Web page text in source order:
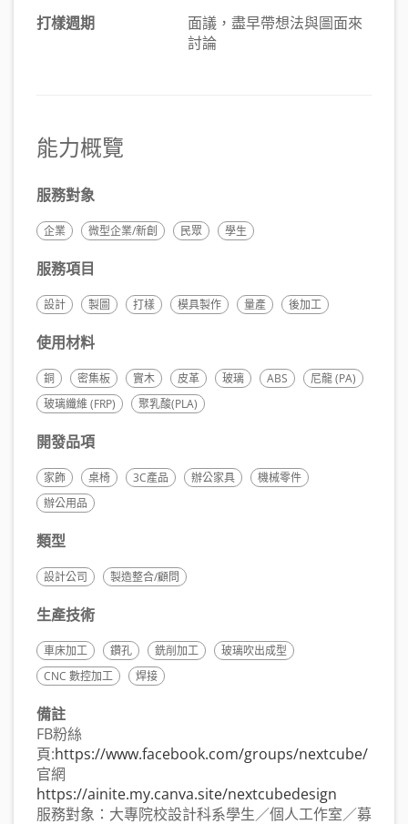
打樣週期
面議，盡早帶想法與圖面來
討論
能力概覽
服務對象
企業 微型企業/新創 民眾 學生
服務項目
設計 製圖 打樣 模具製作 量產 後加工
使用材料
銅 密集板 實木 皮革 玻璃 ABS
尼龍 (PA)
玻璃纖維 (FRP)
聚乳酸(PLA)
開發品項
家飾 桌椅 3C產品 辦公家具
機械零件
辦公用品
類型
設計公司 製造整合/顧問
生產技術
車床加工 鑽孔 銑削加工
玻璃吹出成型
CNC 數控加工
焊接
備註
FB粉絲
頁:https://www.facebook.com/groups/nextcube/
官網
https://ainite.my.canva.site/nextcubedesign
服務對象：大專院校設計科系學生／個人工作室／募